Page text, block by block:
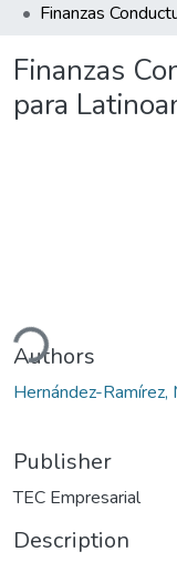
Finanzas
para
Authors
Hernández-Ramírez,
Publisher
TEC Empresarial
Description